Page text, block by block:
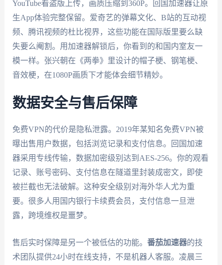
YouTube看盗版上传，画质压缩到360P。回国加速器让原
生App体验完整保留。爱奇艺的弹幕文化、B站的互动视
频、腾讯视频的杜比视界，这些功能在国际版里要么缺
失要么阉割。用加速器解锁后，你看到的和国内室友一
模一样。张兴朝在《两拳》里设计的帽子梗、钢笔梗、
音效梗，在1080P画质下才能体会细节精妙。
数据安全与售后保障
免费VPN的代价是隐私泄露。2019年某知名免费VPN被
曝出售用户数据，包括浏览记录和支付信息。回国加速
器采用专线传输，数据加密级别达到AES-256。你的观看
记录、账号密码、支付信息在隧道里封装成密文，即使
被拦截也无法破解。这种安全级别对海外华人尤为重
要。很多人用国内银行卡续费会员，支付信息一旦泄
露，跨境维权是噩梦。
售后实时保障是另一个被低估的功能。 番茄加速器的技
术团队提供24小时在线支持，不是机器人客服。凌晨三